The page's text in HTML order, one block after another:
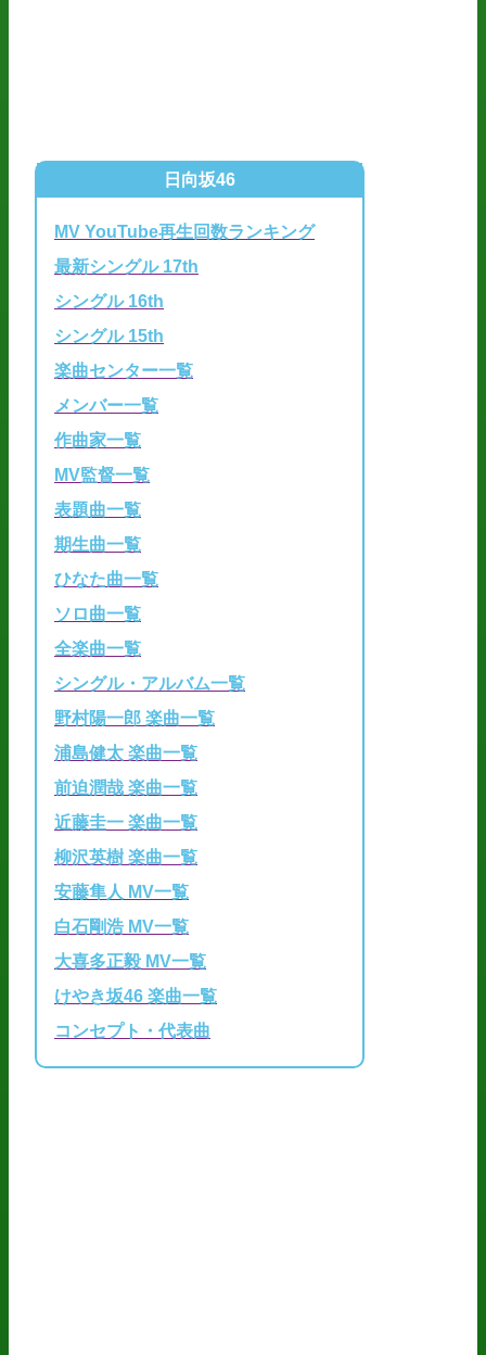
日向坂46
MV YouTube再生回数ランキング
最新シングル 17th
シングル 16th
シングル 15th
楽曲センター一覧
メンバー一覧
作曲家一覧
MV監督一覧
表題曲一覧
期生曲一覧
ひなた曲一覧
ソロ曲一覧
全楽曲一覧
シングル・アルバム一覧
野村陽一郎 楽曲一覧
浦島健太 楽曲一覧
前迫潤哉 楽曲一覧
近藤圭一 楽曲一覧
柳沢英樹 楽曲一覧
安藤隼人 MV一覧
白石剛浩 MV一覧
大喜多正毅 MV一覧
けやき坂46 楽曲一覧
コンセプト・代表曲